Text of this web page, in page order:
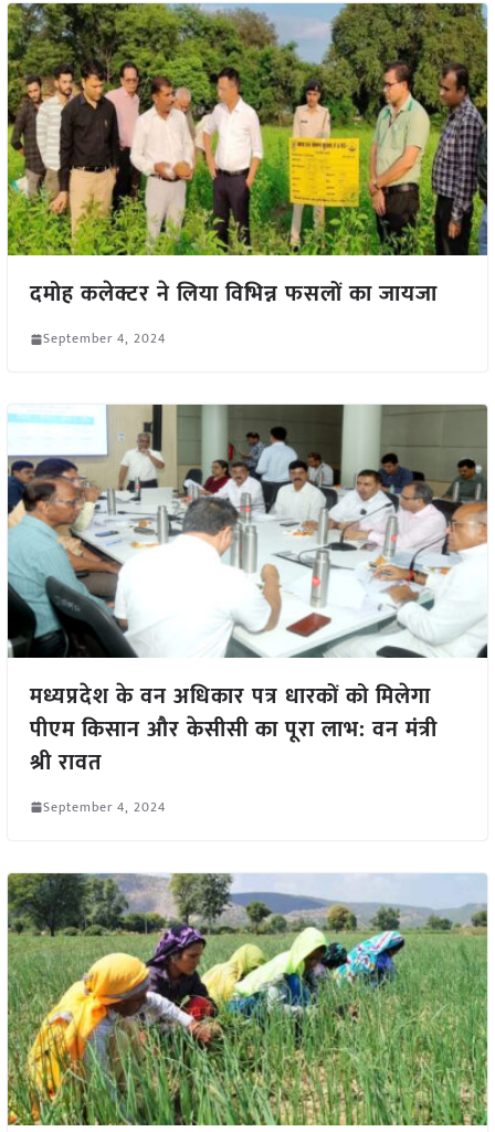
दमोह कलेक्टर ने लिया विभिन्न फसलों का जायजा
September 4, 2024
मध्यप्रदेश के वन अधिकार पत्र धारकों को मिलेगा
पीएम किसान और केसीसी का पूरा लाभ: वन मंत्री
श्री रावत
September 4, 2024